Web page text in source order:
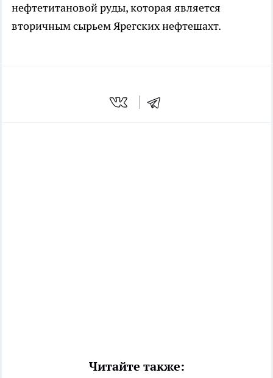
нефтетитановой руды, которая является
вторичным сырьем Ярегских нефтешахт.
Читайте также: